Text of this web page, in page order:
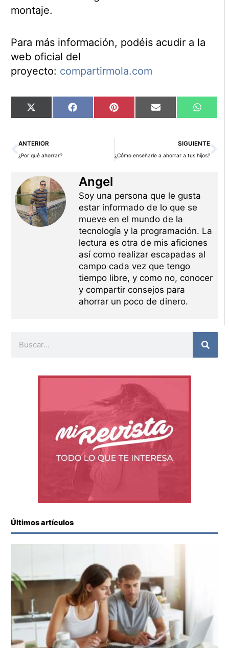
montaje.
Para más información, podéis acudir a la
web oficial del
proyecto: compartirmola.com
Compartir
en
X
(Twitter)
Compartir
en
Facebook Compartir
en
Pinterest Compartir
en
Email
en
Ant
ANTERIOR
¿Por qué ahorrar?
SIGUIENTE
¿Cómo enseñarle a ahorrar a tus hijos?
Angel
Soy una persona que le gusta
estar informado de lo que se
mueve en el mundo de la
tecnología y la programación. La
lectura es otra de mis aficiones
así como realizar escapadas al
campo cada vez que tengo
tiempo libre, y como no, conocer
y compartir consejos para
ahorrar un poco de dinero.
Últimos artículos